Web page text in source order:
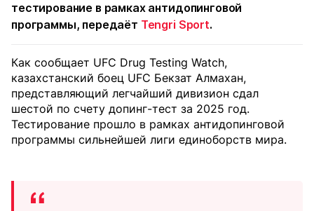
тестирование в рамках антидопинговой
программы, передаёт Tengri Sport.
Как сообщает UFC Drug Testing Watch,
казахстанский боец UFC Бекзат Алмахан,
представляющий легчайший дивизион сдал
шестой по счету допинг-тест за 2025 год.
Тестирование прошло в рамках антидопинговой
программы сильнейшей лиги единоборств мира.